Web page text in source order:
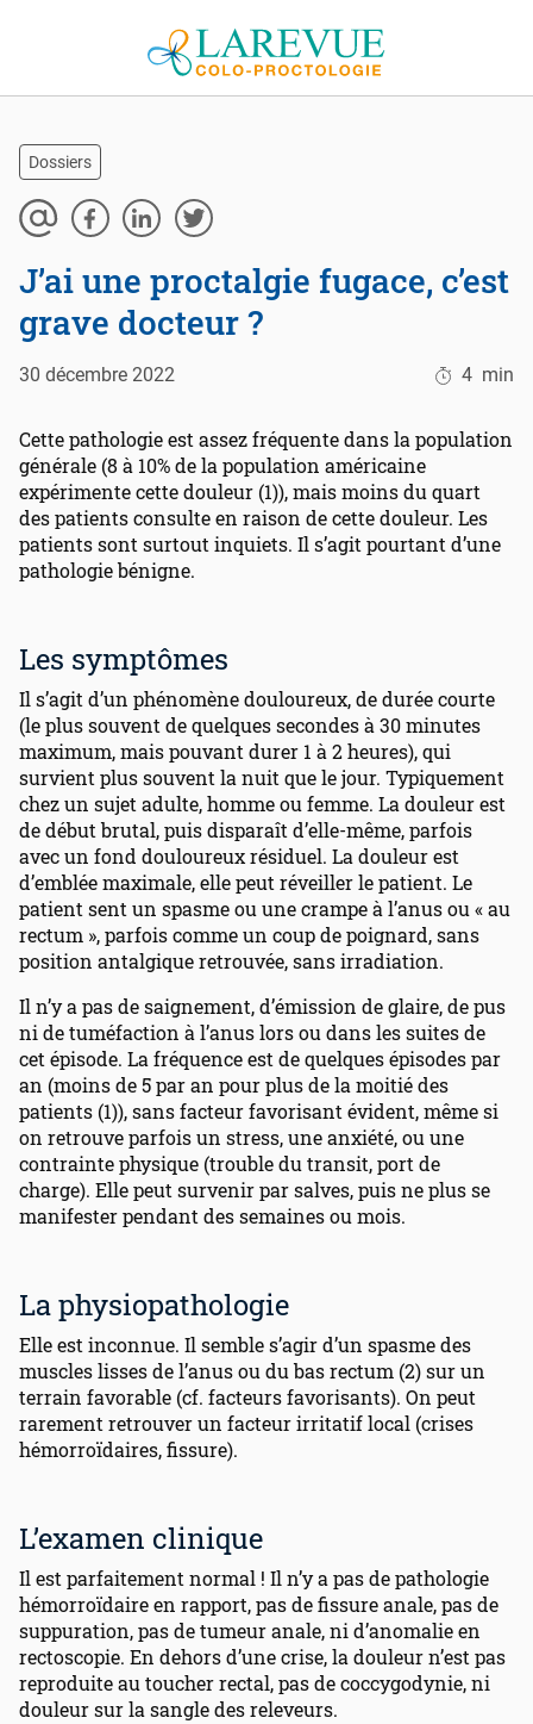
Dossiers
J’ai une proctalgie fugace, c’est
grave docteur ?
30 décembre 2022 4 min
Cette pathologie est assez fréquente dans la population
générale (8 à 10% de la population américaine
expérimente cette douleur (1)), mais moins du quart
des patients consulte en raison de cette douleur. Les
patients sont surtout inquiets. Il s’agit pourtant d’une
pathologie bénigne.
Les symptômes
Il s’agit d’un phénomène douloureux, de durée courte
(le plus souvent de quelques secondes à 30 minutes
maximum, mais pouvant durer 1 à 2 heures), qui
survient plus souvent la nuit que le jour. Typiquement
chez un sujet adulte, homme ou femme. La douleur est
de début brutal, puis disparaît d’elle-même, parfois
avec un fond douloureux résiduel. La douleur est
d’emblée maximale, elle peut réveiller le patient. Le
patient sent un spasme ou une crampe à l’anus ou « au
rectum », parfois comme un coup de poignard, sans
position antalgique retrouvée, sans irradiation.
Il n’y a pas de saignement, d’émission de glaire, de pus
ni de tuméfaction à l’anus lors ou dans les suites de
cet épisode. La fréquence est de quelques épisodes par
an (moins de 5 par an pour plus de la moitié des
patients (1)), sans facteur favorisant évident, même si
on retrouve parfois un stress, une anxiété, ou une
contrainte physique (trouble du transit, port de
charge). Elle peut survenir par salves, puis ne plus se
manifester pendant des semaines ou mois.
La physiopathologie
Elle est inconnue. Il semble s’agir d’un spasme des
muscles lisses de l’anus ou du bas rectum (2) sur un
terrain favorable (cf. facteurs favorisants). On peut
rarement retrouver un facteur irritatif local (crises
hémorroïdaires, fissure).
L’examen clinique
Il est parfaitement normal ! Il n’y a pas de pathologie
hémorroïdaire en rapport, pas de fissure anale, pas de
suppuration, pas de tumeur anale, ni d’anomalie en
rectoscopie. En dehors d’une crise, la douleur n’est pas
reproduite au toucher rectal, pas de coccygodynie, ni
douleur sur la sangle des releveurs.